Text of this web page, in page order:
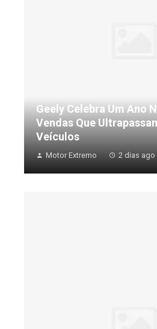
Geely Celebra Um Ano
Vendas Que
Veículos
Motor Extremo 2 dias ago